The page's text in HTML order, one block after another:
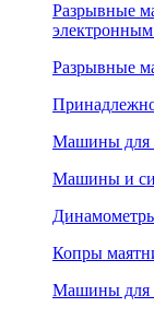
Разрывные
Разрывные
Машины для
Машины и
Копры
Машины для